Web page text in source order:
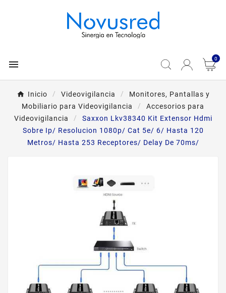
 0
Inicio Videovigilancia
Monitores, Pantallas y
Mobiliario para Videovigilancia
Accesorios para
Videovigilancia
Saxxon Lkv38340 Kit Extensor Hdmi
Sobre Ip/ Resolucion 1080p/ Cat 5e/ 6/ Hasta 120
Metros/ Hasta 253 Receptores/ Delay De 70ms/